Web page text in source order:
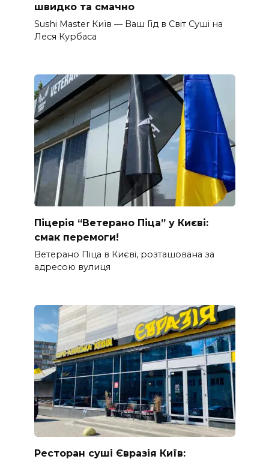
швидко та смачно
Sushi Master Київ — Ваш Гід в Світ Суші на
Леся Курбаса
Піцерія “Ветерано Піца” у Києві:
смак перемоги!
Ветерано Піца в Києві, розташована за
адресою вулиця
Ресторан суші Євразія Київ: